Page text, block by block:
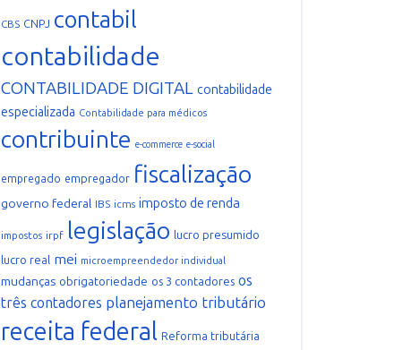
CBS CNPJ contabil
contabilidade
CONTABILIDADE DIGITAL contabilidade
especializada Contabilidade para médicos
contribuinte e-commerce e-social
empregado empregador fiscalização
governo federal IBS icms imposto de renda
impostos irpf legislação lucro presumido
lucro real mei microempreendedor individual
mudanças obrigatoriedade os 3 contadores os
três contadores planejamento tributário
receita federal Reforma tributária